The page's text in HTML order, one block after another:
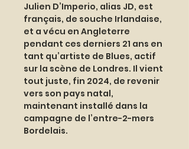
Julien D’Imperio, alias JD, est
français, de souche Irlandaise,
et a vécu en Angleterre
pendant ces derniers 21 ans en
tant qu’artiste de Blues, actif
sur la scène de Londres. Il vient
tout juste, fin 2024, de revenir
vers son pays natal,
maintenant installé dans la
campagne de l’entre-2-mers
Bordelais.